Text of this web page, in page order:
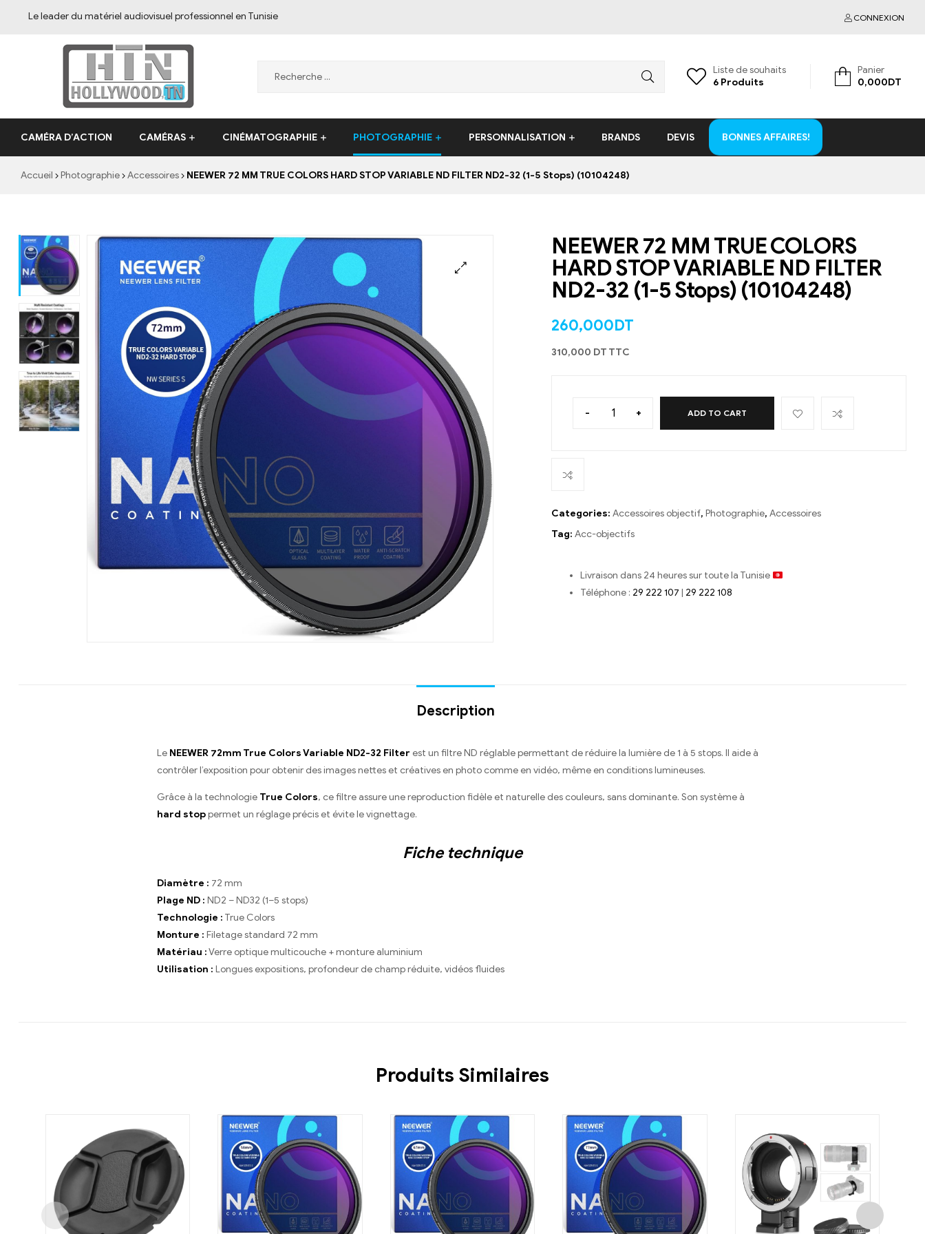
Le leader du matériel audiovisuel professionnel en Tunisie CONNEXION
Liste de souhaits
6 Produits
Panier
0,000DT
CAMÉRA D’ACTION CAMÉRAS CINÉMATOGRAPHIE PHOTOGRAPHIE PERSONNALISATION BRANDS DEVIS
BONNES AFFAIRES!
Accueil Photographie Accessoires NEEWER 72 MM TRUE COLORS HARD STOP VARIABLE ND FILTER ND2-32 (1-5 Stops) (10104248)
EN STOCK
NEEWER 72 MM TRUE COLORS
HARD STOP VARIABLE ND FILTER
ND2-32 (1-5 Stops) (10104248)
260,000DT
310,000 DT TTC
- + ADD TO CART
Categories: Accessoires objectif, Photographie, Accessoires
Tag: Acc-objectifs
Livraison dans 24 heures sur toute la Tunisie
Téléphone : 29 222 107 | 29 222 108
Description
Le NEEWER 72mm True Colors Variable ND2-32 Filter est un filtre ND réglable permettant de réduire la lumière de 1 à 5 stops. Il aide à
contrôler l’exposition pour obtenir des images nettes et créatives en photo comme en vidéo, même en conditions lumineuses.
Grâce à la technologie True Colors, ce filtre assure une reproduction fidèle et naturelle des couleurs, sans dominante. Son système à
hard stoppermet un réglage précis et évite le vignettage.
Fiche technique
Diamètre : 72 mm
Plage ND : ND2 – ND32 (1–5 stops)
Technologie : True Colors
Monture : Filetage standard 72 mm
Matériau :Verre optique multicouche + monture aluminium
Utilisation : Longues expositions, profondeur de champ réduite, vidéos fluides
Produits Similaires